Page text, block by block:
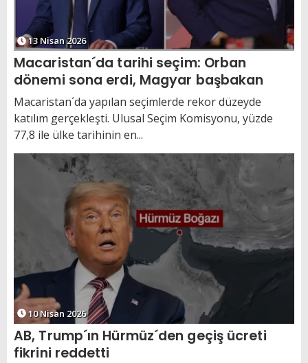
13 Nisan 2026
Macaristan´da tarihi seçim: Orban
dönemi sona erdi, Magyar başbakan
Macaristan´da yapılan seçimlerde rekor düzeyde
katılım gerçekleşti. Ulusal Seçim Komisyonu, yüzde
77,8 ile ülke tarihinin en...
10 Nisan 2026
AB, Trump´ın Hürmüz´den geçiş ücreti
fikrini reddetti